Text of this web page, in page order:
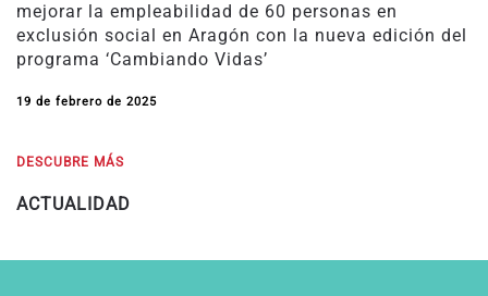
mejorar la empleabilidad de 60 personas en
exclusión social en Aragón con la nueva edición del
programa ‘Cambiando Vidas’
19 de febrero de 2025
DESCUBRE MÁS
ACTUALIDAD